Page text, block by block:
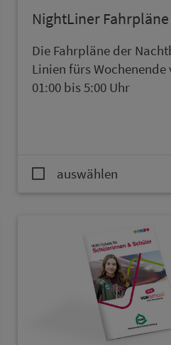
NightLiner Fahrpläne
Die Fahrpläne der
Linien fürs Wo­chen­en­de
01:00 bis 5:00 Uhr
auswählen